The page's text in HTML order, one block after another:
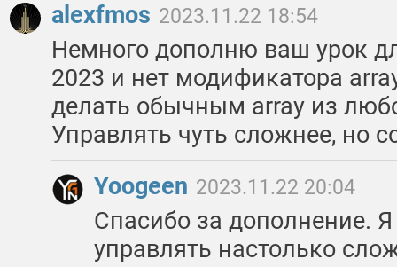
alexfmos 2023.11.22 18:54
Немного дополню ваш урок
2023 и нет модификатора
делать обычным array из
Управлять чуть сложнее, но
Yoogeen 2023.11.22 20:04
Спасибо за дополнение.
управлять настолько